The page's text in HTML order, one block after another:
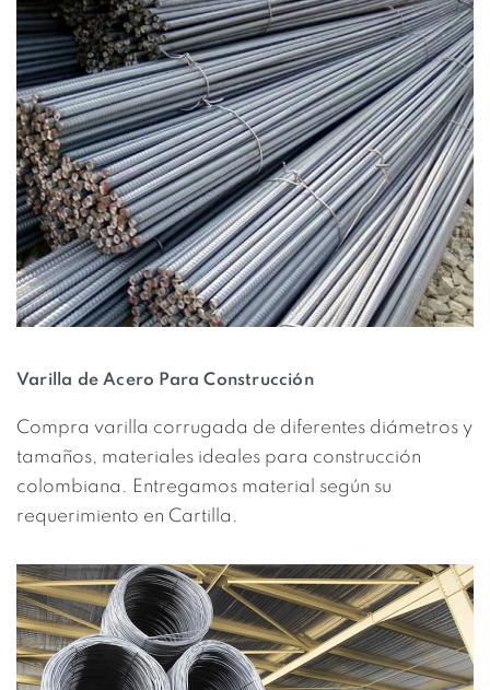
Varilla de Acero Para Construcción
Compra varilla corrugada de diferentes diámetros y
tamaños, materiales ideales para construcción
colombiana. Entregamos material según su
requerimiento en Cartilla.